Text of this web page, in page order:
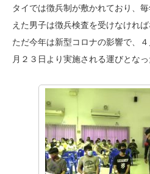
タイでは徴兵制が敷かれており、
えた男子は徴兵検査を受けなければ
ただ今年は新型コロナの影響で、
月２３日より実施される運びとなっ